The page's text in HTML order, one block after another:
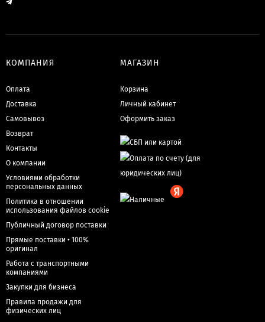
КОМПАНИЯ
Оплата
Доставка
Самовывоз
Возврат
Контакты
О компании
Условиями обработки
персональных данных
Политика в отношении
использования файлов cookie
Публичный договор поставки
Прямые поставки • 100%
оригинал
Работа с транспортными
компаниями
Закупки для бизнеса
Правила продажи для
физических лиц
МАГАЗИН
Корзина
Личный кабинет
Оформить заказ